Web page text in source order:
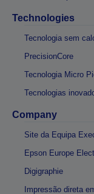
Technologies
Tecnologia sem
PrecisionCore
Tecnologia Micro
Tecnologias
Company
Site da Equipa
Epson Europe
Digigraphie
Impressão direta